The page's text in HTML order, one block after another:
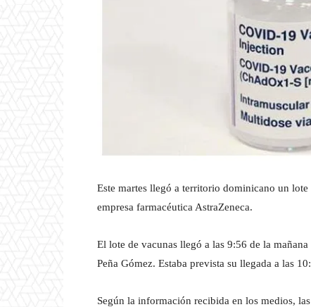
Este martes llegó a territorio dominicano un
empresa farmacéutica AstraZeneca.
El lote de vacunas llegó a las 9:56 de la
Peña Gómez. Estaba prevista su llegada a las
Según la información recibida en los medios,